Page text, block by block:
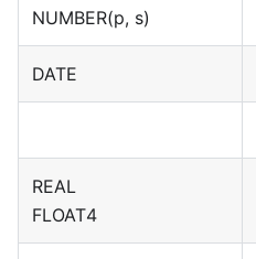
NUMBER(p, s)
DATE
REAL
FLOAT4